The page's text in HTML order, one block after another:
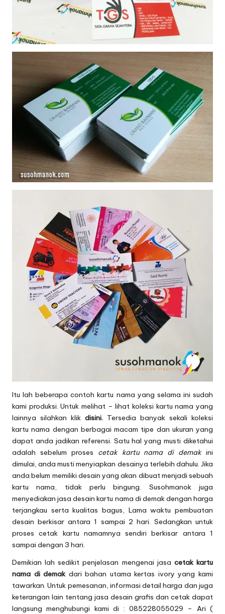
Itu lah beberapa contoh kartu nama yang selama ini sudah
kami produksi. Untuk melihat – lihat koleksi kartu nama yang
lainnya silahkan klik disini. Tersedia banyak sekali koleksi
kartu nama dengan berbagai macam tipe dan ukuran yang
dapat anda jadikan referensi. Satu hal yang musti diketahui
adalah sebelum proses cetak kartu nama di demakini
dimulai, anda musti menyiapkan desainya terlebih dahulu. Jika
anda belum memiliki desain yang akan dibuat menjadi sebuah
kartu nama, tidak perlu bingung. Susohmanok juga
menyediakan jasa desain kartu nama di demak dengan harga
terjangkau serta kualitas bagus, Lama waktu pembuatan
desain berkisar antara 1 sampai 2 hari. Sedangkan untuk
proses cetak kartu namamnya sendiri berkisar antara 1
sampai dengan 3 hari.
Demikian lah sedikit penjelasan mengenai jasa cetak kartu
nama di demak dari bahan utama kertas ivory yang kami
tawarkan. Untuk pemesanan, informasi detail harga dan juga
keterangan lain tentang jasa desain grafis dan cetak dapat
langsung menghubungi kami di : 085228055029 – Ari (